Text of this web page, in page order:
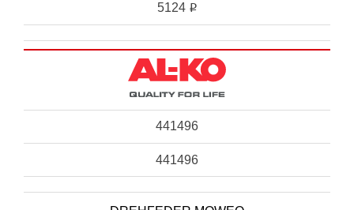
5124 i
441496
441496